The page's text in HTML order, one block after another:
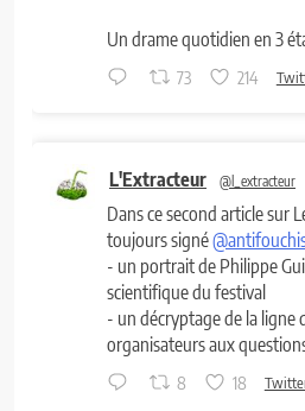
Un drame quotidien en 3
73 214
L'Extracteur @l_extracteur
Dans ce second article sur
toujours signé
- un portrait de Philippe
scientifique du festival
- un décryptage de la ligne
organisateurs aux
8 18